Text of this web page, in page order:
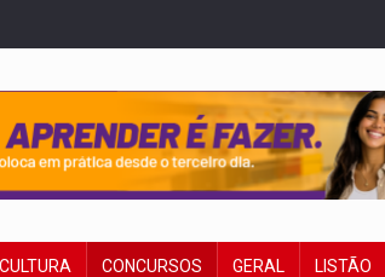
CULTURA CONCURSOS GERAL LISTÃO